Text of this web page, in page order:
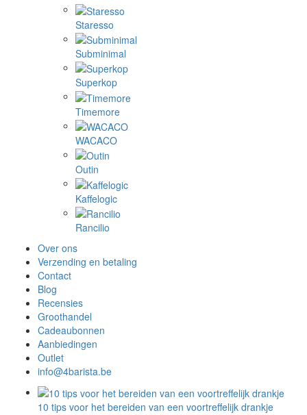
Staresso
Subminimal
Superkop
Timemore
WACACO
Outin
Kaffelogic
Rancilio
Over ons
Verzending en betaling
Contact
Blog
Recensies
Groothandel
Cadeaubonnen
Aanbiedingen
Outlet
info@4barista.be
10 tips voor het bereiden van een voortreffelijk drankje